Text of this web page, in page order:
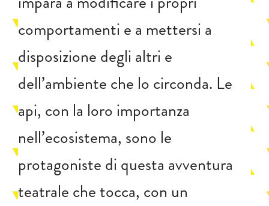
comportamenti e a mettersi a
disposizione degli altri e
dell’ambiente che lo circonda. Le
api, con la loro importanza
nell’ecosistema, sono le
protagoniste di questa avventura
teatrale che tocca, con un